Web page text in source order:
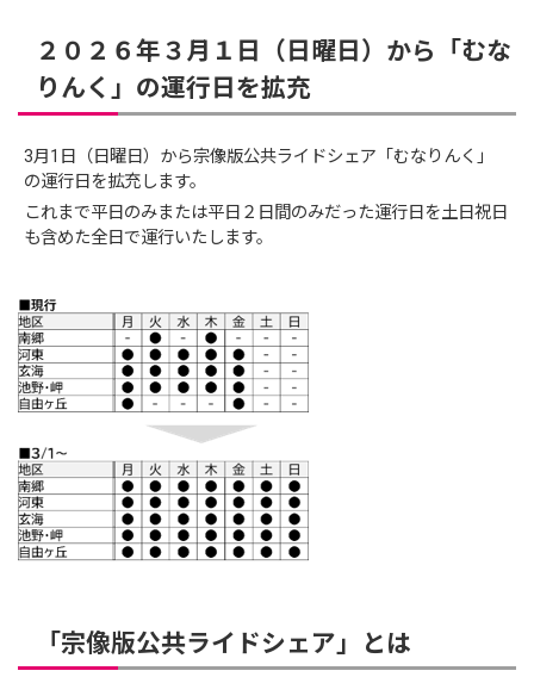
２０２６年３月１日（日曜日）から「むな
りんく」の運行日を拡充
3月1日（日曜日）から宗像版公共ライドシェア「むなりんく」
の運行日を拡充します。
これまで平日のみまたは平日２日間のみだった運行日を土日祝日
も含めた全日で運行いたします。
「宗像版公共ライドシェア」とは